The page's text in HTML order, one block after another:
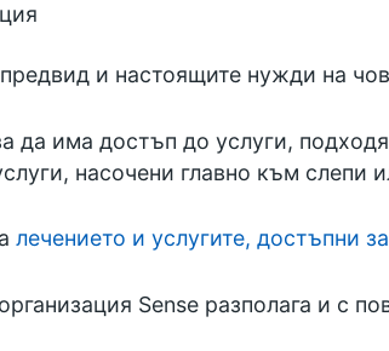
и настоящите нужди на
да има достъп до услуги,
насочени главно към слепи
лечението и услугите, достъпни
Sense разполага и с